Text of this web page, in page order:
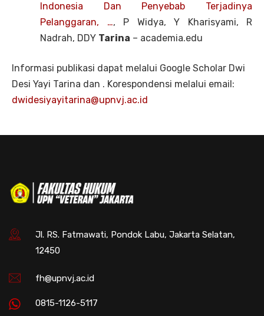
Indonesia Dan Penyebab Terjadinya
Pelanggaran, …, P Widya, Y Kharisyami, R
Nadrah, DDY Tarina – academia.edu
Informasi publikasi dapat melalui Google Scholar Dwi
Desi Yayi Tarina dan . Korespondensi melalui email:
dwidesiyayitarina@upnvj.ac.id
Jl. RS. Fatmawati, Pondok Labu, Jakarta Selatan,
12450
fh@upnvj.ac.id
0815-1126-5117